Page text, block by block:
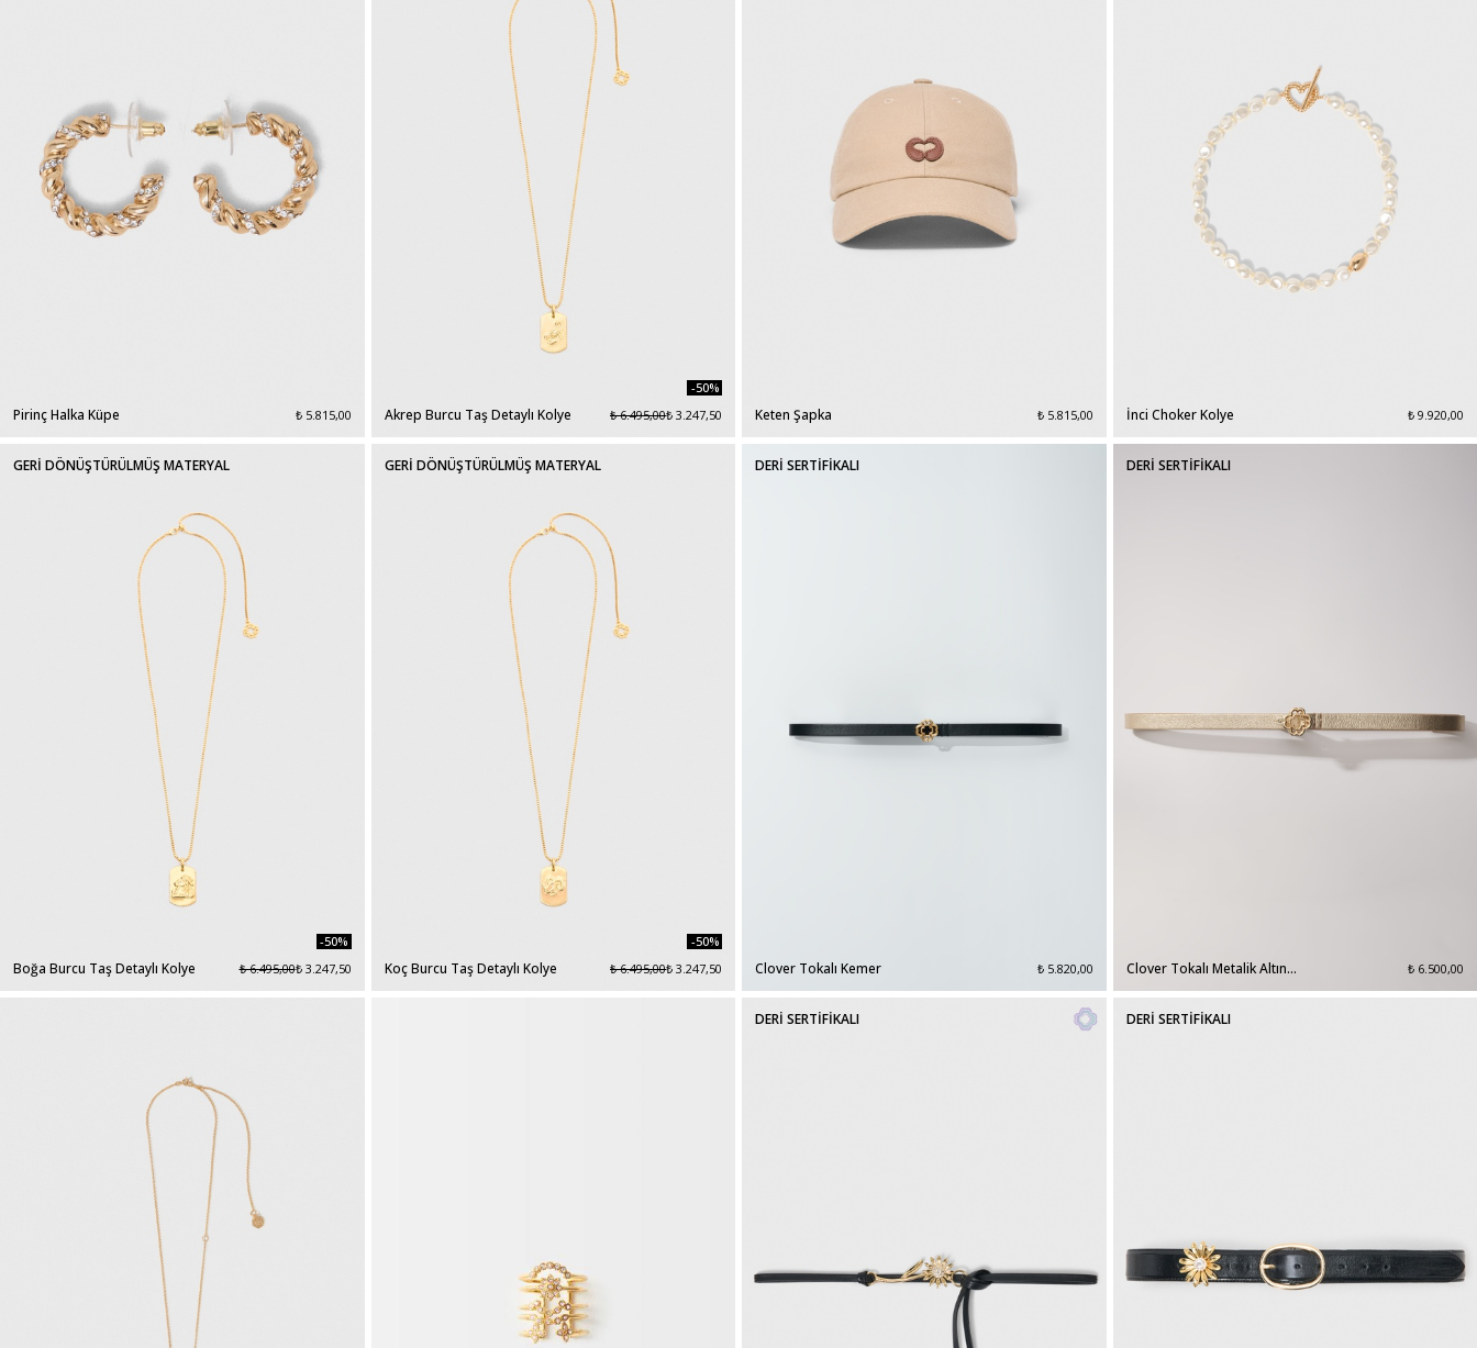
Pirinç Halka Küpe ₺ 5.815,00
-50%
Akrep Burcu Taş Detaylı Kolye ₺ 6.495,00₺ 3.247,50 Keten Şapka ₺ 5.815,00 İnci Choker Kolye ₺ 9.920,00
GERİ DÖNÜŞTÜRÜLMÜŞ MATERYAL
-50%
Boğa Burcu Taş Detaylı Kolye ₺ 6.495,00₺ 3.247,50
GERİ DÖNÜŞTÜRÜLMÜŞ MATERYAL
-50%
Koç Burcu Taş Detaylı Kolye ₺ 6.495,00₺ 3.247,50
DERİ SERTİFİKALI
Clover Tokalı Kemer ₺ 5.820,00
DERİ SERTİFİKALI
Clover Tokalı Metalik Altın
₺ 6.500,00
DERİ SERTİFİKALI DERİ SERTİFİKALI